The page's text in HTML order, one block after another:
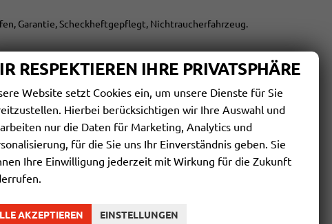
Garantie, Scheckheftgepflegt, Nichtraucherfahrzeug.
Extras enthalten. Die genaue Ausstattung entnehmen Sie
Klimaanlage manuell, Standheizung
höhenverstellbar, mit Multifunktionen
Digitalradio DAB, Android Auto, Apple CarPlay, Touchscreen
RESPEKTIEREN IHRE PRIVATSPHÄRE
Website setzt Cookies ein, um unsere Dienste für Sie
Hierbei berücksichtigen wir Ihre Auswahl und
nur die Daten für Marketing, Analytics und
für die Sie uns Ihr Einverständnis geben. Sie
Ihre Einwilligung jederzeit mit Wirkung für die Zukunft
AKZEPTIEREN EINSTELLUNGEN